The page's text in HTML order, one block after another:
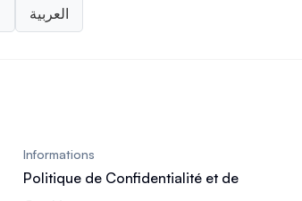
العربية
Informations
Politique de Confidentialité et de